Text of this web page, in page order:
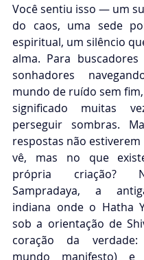
Você sentiu isso — um
do caos, uma sede
espiritual, um silêncio
alma. Para buscadores
sonhadores
mundo de ruído sem
significado muitas
perseguir sombras.
respostas não
vê, mas no que
própria criação?
Sampradaya, a
indiana onde o Hatha
sob a orientação de
coração da
mundo manifesto) e